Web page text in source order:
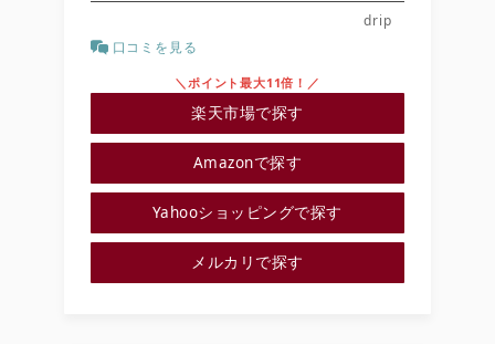
drip
口コミを見る
Amazonで探す
＼ポイント最大11倍！／
楽天市場で探す
Yahooショッピングで探す
メルカリで探す